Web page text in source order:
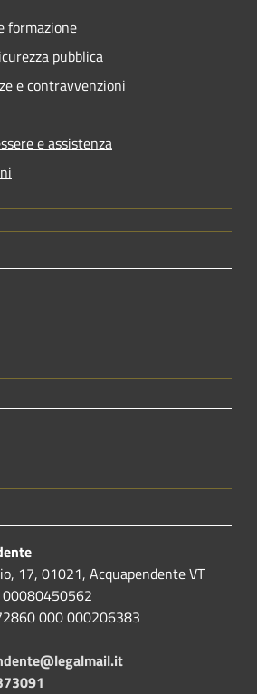
formazione
pubblica
e contravvenzioni
e assistenza
17, 01021, Acquapendente VT
00080450562
000 000206383